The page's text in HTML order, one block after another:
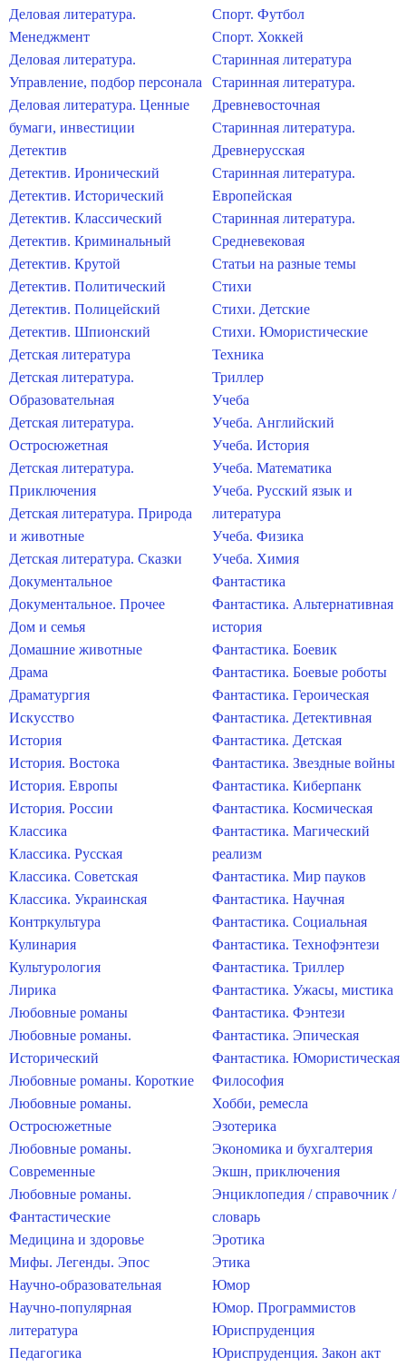
Деловая литература.
Менеджмент
Деловая литература.
Управление, подбор персонала
Деловая литература. Ценные
бумаги, инвестиции
Детектив
Детектив. Иронический
Детектив. Исторический
Детектив. Классический
Детектив. Криминальный
Детектив. Крутой
Детектив. Политический
Детектив. Полицейский
Детектив. Шпионский
Детская литература
Детская литература.
Образовательная
Детская литература.
Остросюжетная
Детская литература.
Приключения
Детская литература. Природа
и животные
Детская литература. Сказки
Документальное
Документальное. Прочее
Дом и семья
Домашние животные
Драма
Драматургия
Искусство
История
История. Востока
История. Европы
История. России
Классика
Классика. Русская
Классика. Советская
Классика. Украинская
Контркультура
Кулинария
Культурология
Лирика
Любовные романы
Любовные романы.
Исторический
Любовные романы. Короткие
Любовные романы.
Остросюжетные
Любовные романы.
Современные
Любовные романы.
Фантастические
Медицина и здоровье
Мифы. Легенды. Эпос
Научно-образовательная
Научно-популярная
литература
Педагогика
Спорт. Футбол
Спорт. Хоккей
Старинная литература
Старинная литература.
Древневосточная
Старинная литература.
Древнерусская
Старинная литература.
Европейская
Старинная литература.
Средневековая
Статьи на разные темы
Стихи
Стихи. Детские
Стихи. Юмористические
Техника
Триллер
Учеба
Учеба. Английский
Учеба. История
Учеба. Математика
Учеба. Русский язык и
литература
Учеба. Физика
Учеба. Химия
Фантастика
Фантастика. Альтернативная
история
Фантастика. Боевик
Фантастика. Боевые роботы
Фантастика. Героическая
Фантастика. Детективная
Фантастика. Детская
Фантастика. Звездные войны
Фантастика. Киберпанк
Фантастика. Космическая
Фантастика. Магический
реализм
Фантастика. Мир пауков
Фантастика. Научная
Фантастика. Социальная
Фантастика. Технофэнтези
Фантастика. Триллер
Фантастика. Ужасы, мистика
Фантастика. Фэнтези
Фантастика. Эпическая
Фантастика. Юмористическая
Философия
Хобби, ремесла
Эзотерика
Экономика и бухгалтерия
Экшн, приключения
Энциклопедия / справочник /
словарь
Эротика
Этика
Юмор
Юмор. Программистов
Юриспруденция
Юриспруденция. Закон акт